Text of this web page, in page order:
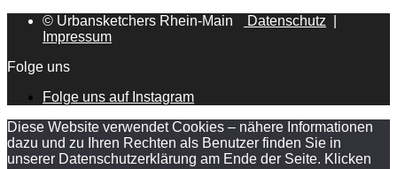
© Urbansketchers Rhein-Main
Datenschutz
Impressum
Folge uns
Folge uns auf Instagram
Diese Website verwendet Cookies – nähere Informationen
dazu und zu Ihren Rechten als Benutzer finden Sie in
unserer Datenschutzerklärung am Ende der Seite. Klicken